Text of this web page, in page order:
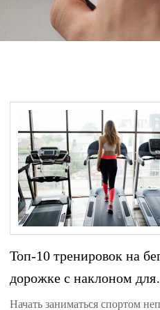
Топ-10 тренировок на
дорожке с наклоном для
начинающих
Начать заниматься спортом